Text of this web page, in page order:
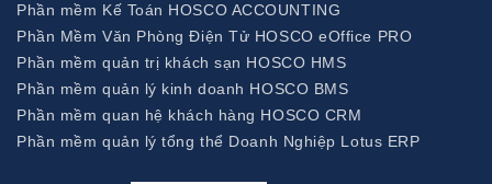
Phần mềm Kế Toán HOSCO ACCOUNTING
Phần Mềm Văn Phòng Điện Tử HOSCO eOffice PRO
Phần mềm quản trị khách sạn HOSCO HMS
Phần mềm quản lý kinh doanh HOSCO BMS
Phần mềm quan hệ khách hàng HOSCO CRM
Phần mềm quản lý tổng thể Doanh Nghiệp Lotus ERP